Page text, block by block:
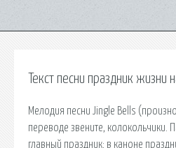
Текст песни праздник жизни
Мелодия песни Jingle Bells
переводе звените, колокольчики.
главный праздник; в каноне